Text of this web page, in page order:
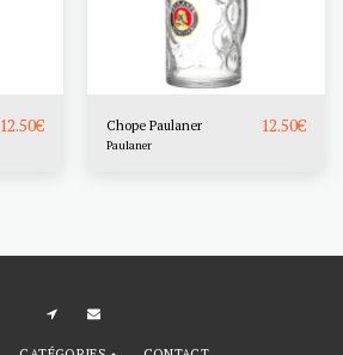
12.50€ Chope Paulaner 12.50€
Paulaner